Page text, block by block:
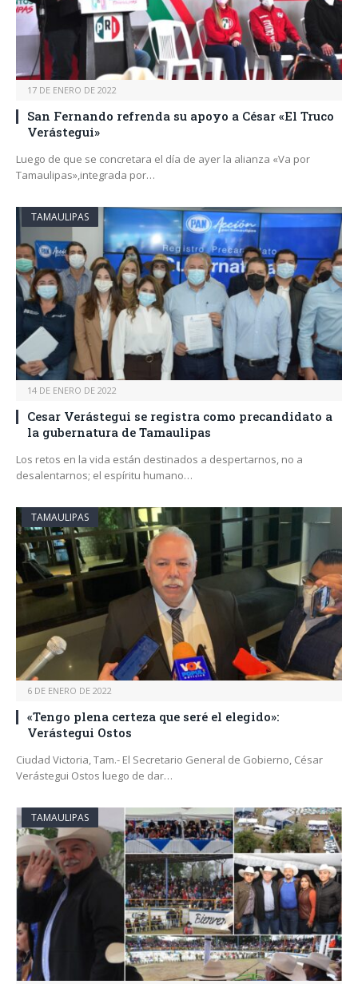
17 DE ENERO DE 2022
San Fernando refrenda su apoyo a César «El Truco
Verástegui»
Luego de que se concretara el día de ayer la alianza «Va por
Tamaulipas»,integrada por…
TAMAULIPAS
14 DE ENERO DE 2022
Cesar Verástegui se registra como precandidato a
la gubernatura de Tamaulipas
Los retos en la vida están destinados a despertarnos, no a
desalentarnos; el espíritu humano…
TAMAULIPAS
6 DE ENERO DE 2022
«Tengo plena certeza que seré el elegido»:
Verástegui Ostos
Ciudad Victoria, Tam.- El Secretario General de Gobierno, César
Verástegui Ostos luego de dar…
TAMAULIPAS